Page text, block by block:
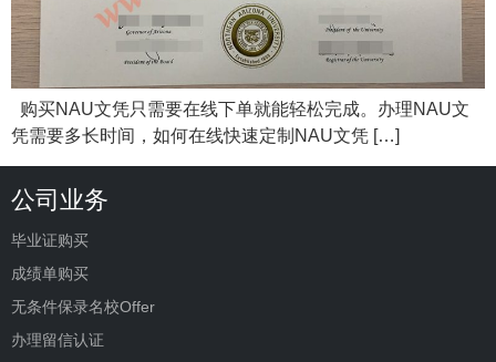
购买NAU文凭只需要在线下单就能轻松完成。办理NAU文
凭需要多长时间，如何在线快速定制NAU文凭 […]
公司业务
毕业证购买
成绩单购买
无条件保录名校Offer
办理留信认证